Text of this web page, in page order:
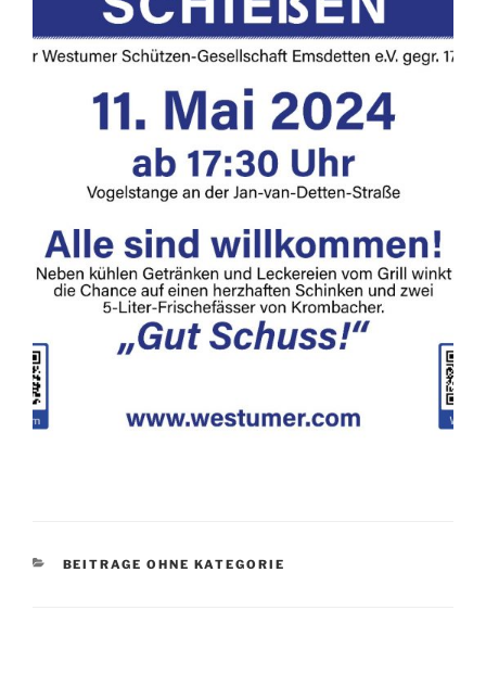
KATEGORIEN
BEITRAGE OHNE KATEGORIE